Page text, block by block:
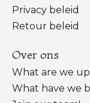
Privacy beleid
Retour beleid
Over ons
What are we
What have we